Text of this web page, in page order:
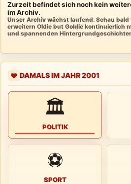
Zurzeit befindet sich noch kein
im Archiv.
Unser Archiv wächst laufend. Schau bald
erweitern Oldie but Goldie kontinuierlich
und spannenden
❤️ DAMALS IM JAHR 2001
🏛
POLITIK
⚽
SPORT